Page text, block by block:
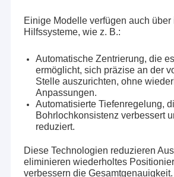
Einige Modelle verfügen auch
Hilfssysteme, wie z. B.:
Automatische Zentrierung, die
ermöglicht, sich präzise an der
Stelle auszurichten, ohne
Anpassungen.
Automatisierte Tiefenregelung,
Bohrlochkonsistenz verbessert
reduziert.
Diese Technologien reduzieren
eliminieren wiederholtes
verbessern die